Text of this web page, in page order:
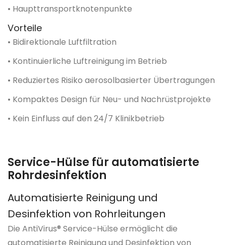
• Haupttransportknotenpunkte
Vorteile
• Bidirektionale Luftfiltration
• Kontinuierliche Luftreinigung im Betrieb
• Reduziertes Risiko aerosolbasierter Übertragungen
• Kompaktes Design für Neu- und Nachrüstprojekte
• Kein Einfluss auf den 24/7 Klinikbetrieb
Service-Hülse für automatisierte
Rohrdesinfektion
Automatisierte Reinigung und
Desinfektion von Rohrleitungen
Die AntiVirus® Service-Hülse ermöglicht die